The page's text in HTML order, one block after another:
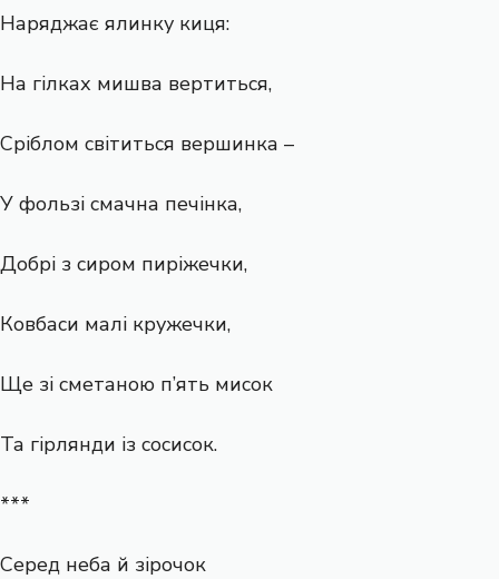
Наряджає ялинку киця:
На гілках мишва вертиться,
Сріблом світиться вершинка –
У фользі смачна печінка,
Добрі з сиром пиріжечки,
Ковбаси малі кружечки,
Ще зі сметаною п’ять мисок
Та гірлянди із сосисок.
***
Серед неба й зірочок